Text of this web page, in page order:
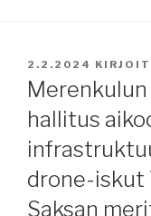
JULKAISTU
2.2.2024
hallitus
drone-iskut
Saksan